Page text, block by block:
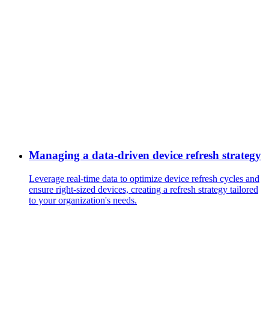
Managing a data-driven device refresh strategy
Leverage real-time data to optimize device refresh cycles and
ensure right-sized devices, creating a refresh strategy tailored
to your organization's needs.